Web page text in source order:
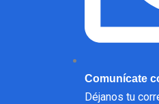
Comunícate
Déjanos tu